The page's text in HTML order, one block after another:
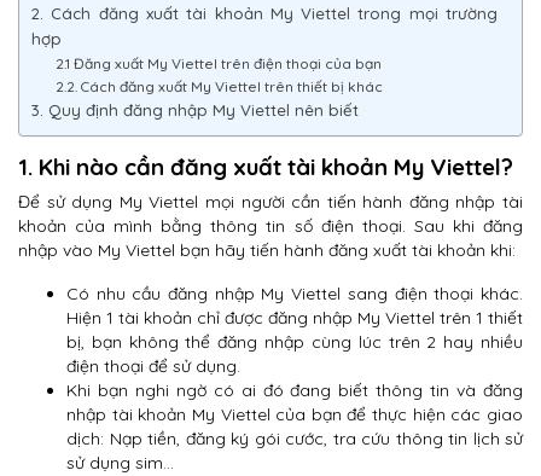
2. Cách đăng xuất tài khoản My Viettel trong mọi trường
hợp
2.1 Đăng xuất My Viettel trên điện thoại của bạn
2.2. Cách đăng xuất My Viettel trên thiết bị khác
3. Quy định đăng nhập My Viettel nên biết
1. Khi nào cần đăng xuất tài khoản My Viettel?
Để sử dụng My Viettel mọi người cần tiến hành đăng nhập tài
khoản của mình bằng thông tin số điện thoại. Sau khi đăng
nhập vào My Viettel bạn hãy tiến hành đăng xuất tài khoản khi:
Có nhu cầu đăng nhập My Viettel sang điện thoại khác.
Hiện 1 tài khoản chỉ được đăng nhập My Viettel trên 1 thiết
bị, bạn không thể đăng nhập cùng lúc trên 2 hay nhiều
điện thoại để sử dụng.
Khi bạn nghi ngờ có ai đó đang biết thông tin và đăng
nhập tài khoản My Viettel của bạn để thực hiện các giao
dịch: Nạp tiền, đăng ký gói cước, tra cứu thông tin lịch sử
sử dụng sim…